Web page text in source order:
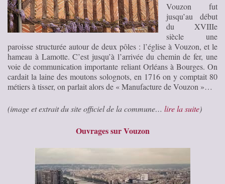
Vouzon fut
jusqu’au début
du XVIIIe
siècle une
paroisse structurée autour de deux pôles : l’église à Vouzon, et le
hameau à Lamotte. C’est jusqu’à l’arrivée du chemin de fer, une
voie de communication importante reliant Orléans à Bourges. On
cardait la laine des moutons solognots, en 1716 on y comptait 80
métiers à tisser, on parlait alors de « Manufacture de Vouzon »…
(image et extrait du site officiel de la commune… lire la suite)
Ouvrages sur Vouzon